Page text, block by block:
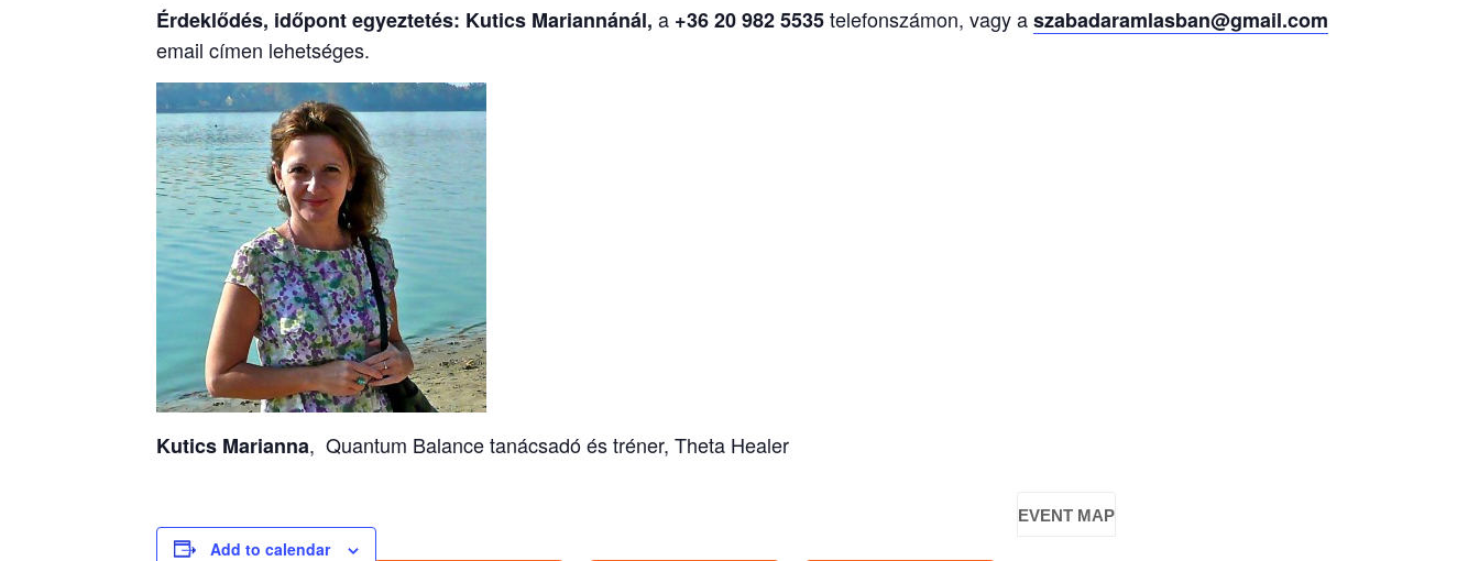
Érdeklődés, időpont egyeztetés: Kutics Mariannánál, a +36 20 982 5535telefonszámon, vagy aszabadaramlasban@gmail.com
email címen lehetséges.
Kutics Marianna, Quantum Balance tanácsadó és tréner, Theta Healer
Add to calendar
EVENT MAP